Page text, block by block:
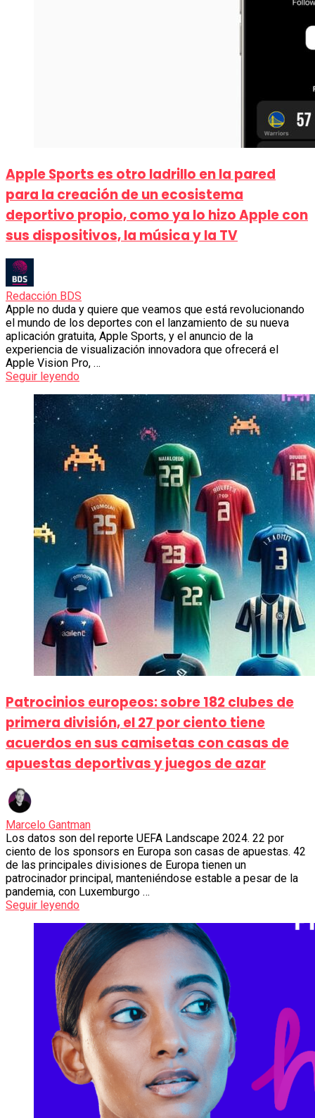
Apple Sports es otro ladrillo en la pared
para la creación de un ecosistema
deportivo propio, como ya lo hizo Apple con
sus dispositivos, la música y la TV
Redacción BDS
Apple no duda y quiere que veamos que está revolucionando
el mundo de los deportes con el lanzamiento de su nueva
aplicación gratuita, Apple Sports, y el anuncio de la
experiencia de visualización innovadora que ofrecerá el
Apple Vision Pro, …
Seguir leyendo
Patrocinios europeos: sobre 182 clubes de
primera división, el 27 por ciento tiene
acuerdos en sus camisetas con casas de
apuestas deportivas y juegos de azar
Marcelo Gantman
Los datos son del reporte UEFA Landscape 2024. 22 por
ciento de los sponsors en Europa son casas de apuestas. 42
de las principales divisiones de Europa tienen un
patrocinador principal, manteniéndose estable a pesar de la
pandemia, con Luxemburgo …
Seguir leyendo